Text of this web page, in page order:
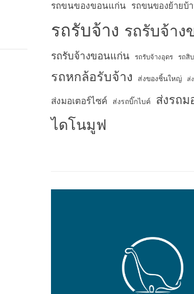
รถขนของขอนแก่น รถขนของย้ายบ้
รถรับจ้าง รถรับจ้าง
รถรับจ้างขอนแก่น รถรับจ้างอุดร รถสิ
รถหกล้อรับจ้าง ส่งของชิ้นใหญ่ ส่
ส่งมอเตอร์ไซค์ ส่งรถบิ๊กไบค์ ส่งรถม
ไดโนมูฟ